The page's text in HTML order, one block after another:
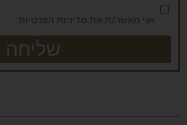
אני מאשר/ת את מדיניות הפרטיות
שליחה